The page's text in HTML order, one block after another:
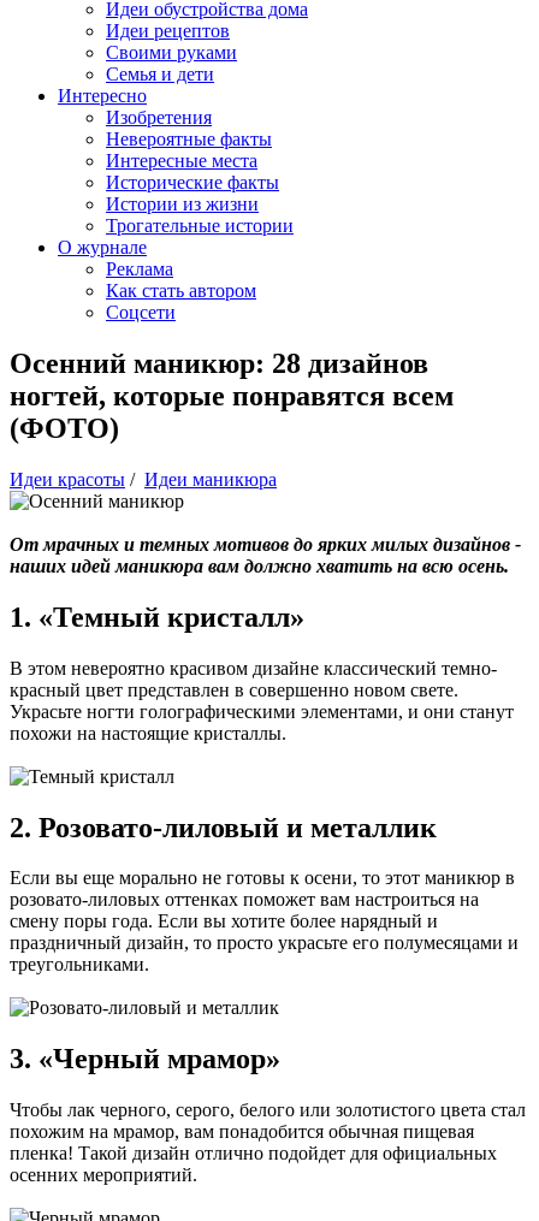
Идеи обустройства дома
Идеи рецептов
Своими руками
Семья и дети
Интересно
Изобретения
Невероятные факты
Интересные места
Исторические факты
Истории из жизни
Трогательные истории
О журнале
Реклама
Как стать автором
Соцсети
Осенний маникюр: 28 дизайнов
ногтей, которые понравятся всем
(ФОТО)
Идеи красоты / Идеи маникюра
От мрачных и темных мотивов до ярких милых дизайнов -
наших идей маникюра вам должно хватить на всю осень.
1. «Темный кристалл»
В этом невероятно красивом дизайне классический темно-
красный цвет представлен в совершенно новом свете.
Украсьте ногти голографическими элементами, и они станут
похожи на настоящие кристаллы.
2. Розовато-лиловый и металлик
Если вы еще морально не готовы к осени, то этот маникюр в
розовато-лиловых оттенках поможет вам настроиться на
смену поры года. Если вы хотите более нарядный и
праздничный дизайн, то просто украсьте его полумесяцами и
треугольниками.
3. «Черный мрамор»
Чтобы лак черного, серого, белого или золотистого цвета стал
похожим на мрамор, вам понадобится обычная пищевая
пленка! Такой дизайн отлично подойдет для официальных
осенних мероприятий.